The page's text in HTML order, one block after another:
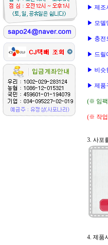
▶ 제조
▶ 모델
▶ 충전
▶ 드릴
▶ 비슷
▶ 제품
(※ 임팩
(※ 작업
3. 사포
4. 제품